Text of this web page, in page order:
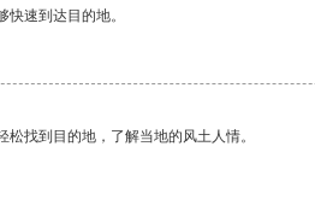
速到达目的地。
找到目的地，了解当地的风土人情。